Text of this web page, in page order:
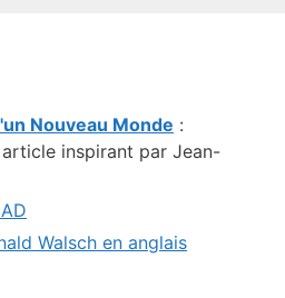
Nouveau Monde :
inspirant par Jean-
Walsch en anglais